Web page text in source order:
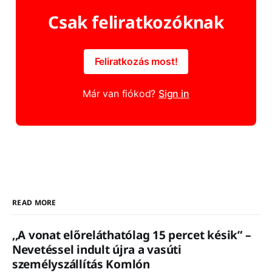
Csak feliratkozóknak
Feliratkozás most!
Már van fiókod? Sign in
READ MORE
,,A vonat előreláthatólag 15 percet késik” –
Nevetéssel indult újra a vasúti
személyszállítás Komlón